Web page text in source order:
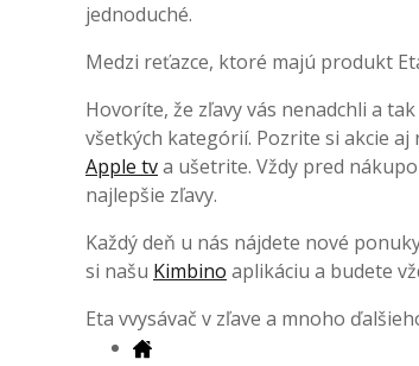
jednoduché.
Medzi reťazce, ktoré majú produkt
Hovoríte, že zľavy vás nenadchli a
všetkých kategórií. Pozrite si akcie
Apple tva ušetrite. Vždy pred
najlepšie zľavy.
Každý deň u nás nájdete nové
si našu Kimbino aplikáciu a budete
Eta vvysávač v zľave a mnoho